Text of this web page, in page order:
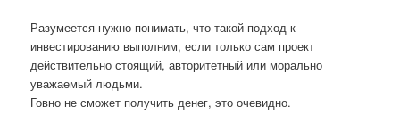
Разумеется нужно понимать, что такой подход к
инвестированию выполним, если только сам проект
действительно стоящий, авторитетный или морально
уважаемый людьми.
Говно не сможет получить денег, это очевидно.